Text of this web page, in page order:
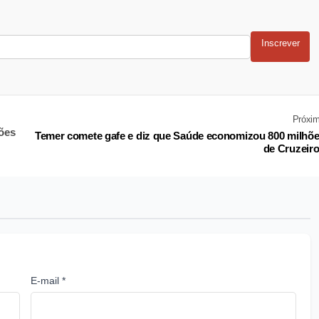
Inscrever
Temer comete gafe e diz que Saúde economizou 800
de
E-mail *